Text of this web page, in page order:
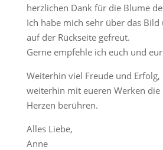
herzlichen Dank für die Blume
Ich habe mich sehr über das
auf der Rückseite gefreut.
Gerne empfehle ich euch und
Weiterhin viel Freude und
weiterhin mit eueren Werken die
Herzen berühren.
Alles Liebe,
Anne